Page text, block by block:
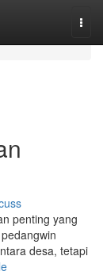
penting yang
desa, tetapi